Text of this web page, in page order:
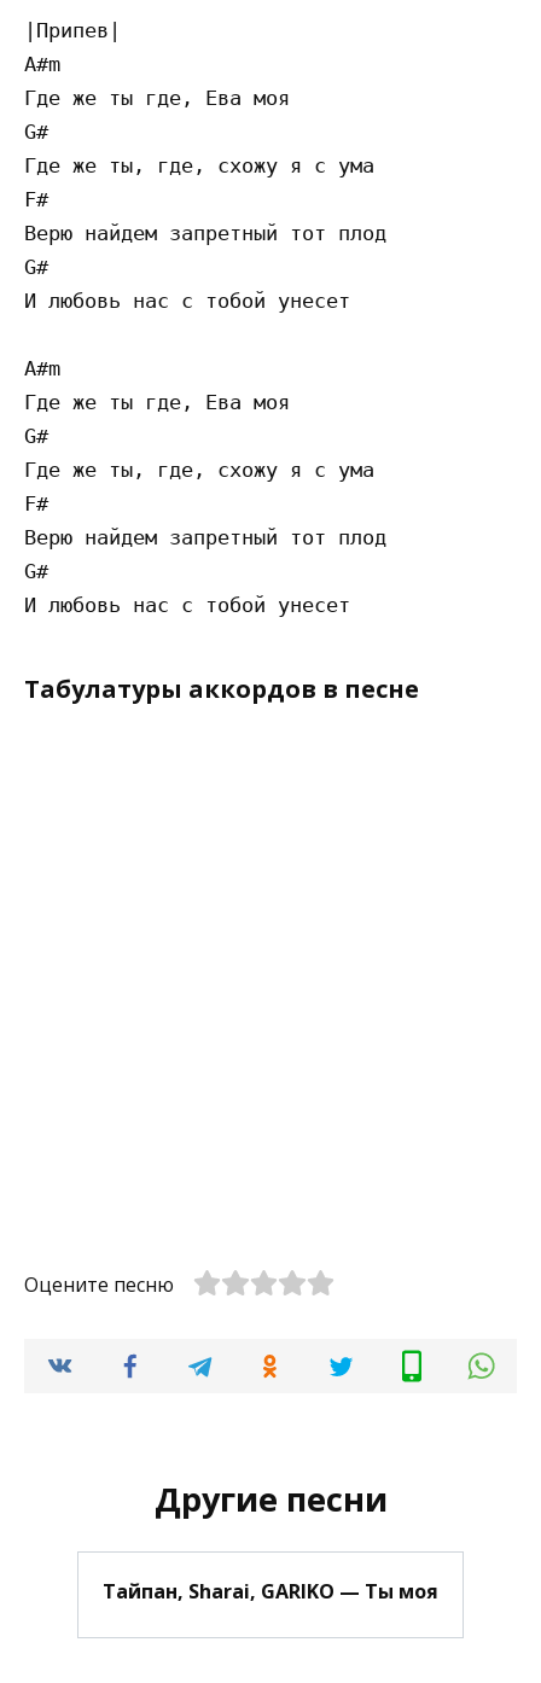
|Припев|
A#m
Где же ты где, Ева моя
G#
Где же ты, где, схожу я с ума
F#
Верю найдем запретный тот плод
G#
И любовь нас с тобой унесет
A#m
Где же ты где, Ева моя
G#
Где же ты, где, схожу я с ума
F#
Верю найдем запретный тот плод
G#
Табулатуры аккордов в песне
Оцените песню
Другие песни
Тайпан, Sharai, GARIKO — Ты моя